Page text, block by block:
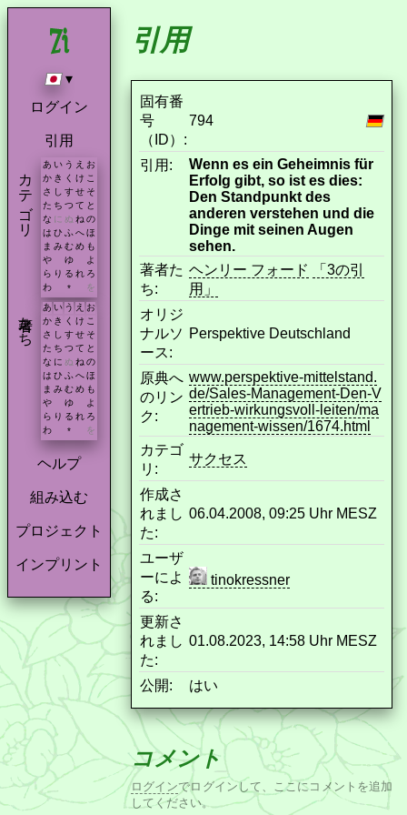
▾
ログイン
引用
カテゴリ あ い う え お
か き く け こ
さ し す せ そ
た ち つ て と
な に ぬ ね の
は ひ ふ へ ほ
ま み む め も
や
ゆ
よ
ら り る れ ろ
わ
* を
著者たち あ い う え お
か き く け こ
さ
し す せ そ
た ち つ て と
な に ぬ ね の
は ひ ふ へ ほ
ま み む め も
や
ゆ
よ
ら り る れ ろ
わ
* を
ヘルプ
組み込む
プロジェクト
インプリント
引用
固有番
号
（ID）:
794
引用:
Wenn es ein Geheimnis für
Erfolg gibt, so ist es dies:
Den Standpunkt des
anderen verstehen und die
Dinge mit seinen Augen
sehen.
著者た
ち:
ヘンリー フォード
「3の引
用」
オリジ
ナルソ
ース:
Perspektive Deutschland
原典へ
のリン
ク:
www.perspektive-mittelstand.
de/Sales-Management-Den-V
ertrieb-wirkungsvoll-leiten/ma
nagement-wissen/1674.html
カテゴ
リ:
サクセス
作成さ
れまし
た:
06.04.2008, 09:25 Uhr MESZ
ユーザ
ーによ
る:
tinokressner
更新さ
れまし
た:
01.08.2023, 14:58 Uhr MESZ
公開: はい
コメント
ログインでログインして、ここにコメントを追加
してください。